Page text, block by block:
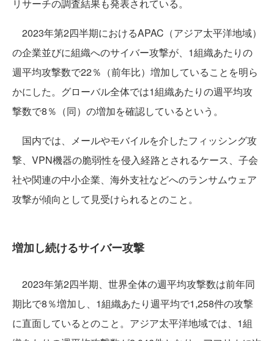
リサーチの調査結果も発表されている。
2023年第2四半期におけるAPAC（アジア太平洋地域）
の企業並びに組織へのサイバー攻撃が、1組織あたりの
週平均攻撃数で22％（前年比）増加していることを明ら
かにした。グローバル全体では1組織あたりの週平均攻
撃数で8％（同）の増加を確認しているという。
国内では、メールやモバイルを介したフィッシング攻
撃、VPN機器の脆弱性を侵入経路とされるケース、子会
社や関連の中小企業、海外支社などへのランサムウェア
攻撃が傾向として見受けられるとのこと。
増加し続けるサイバー攻撃
2023年第2四半期、世界全体の週平均攻撃数は前年同
期比で8％増加し、1組織あたり週平均で1,258件の攻撃
に直面しているとのこと。アジア太平洋地域では、1組